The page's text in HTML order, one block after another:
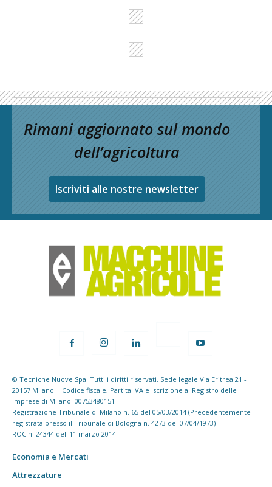
Rimani aggiornato sul mondo
dell’agricoltura
Iscriviti alle nostre newsletter
© Tecniche Nuove Spa. Tutti i diritti riservati. Sede legale Via Eritrea 21 -
20157 Milano | Codice fiscale, Partita IVA e Iscrizione al Registro delle
imprese di Milano: 00753480151
Registrazione Tribunale di Milano n. 65 del 05/03/2014 (Precedentemente
registrata presso il Tribunale di Bologna n. 4273 del 07/04/1973)
ROC n. 24344 dell'11 marzo 2014
Economia e Mercati
Attrezzature